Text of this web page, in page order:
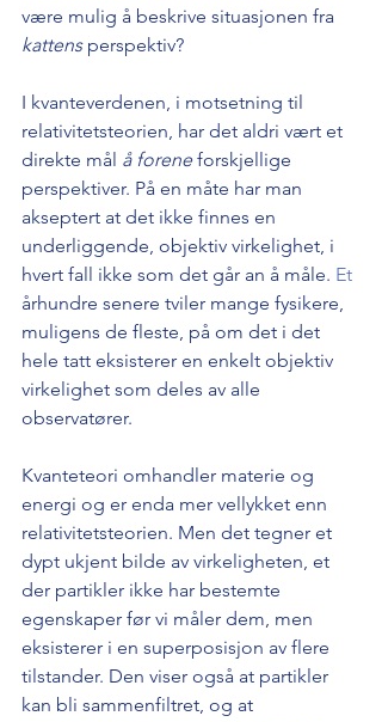
være mulig å beskrive situasjonen fra
kattens perspektiv?
I kvanteverdenen, i motsetning til
relativitetsteorien, har det aldri vært et
direkte mål å forene forskjellige
perspektiver. På en måte har man
akseptert at det ikke finnes en
underliggende, objektiv virkelighet, i
hvert fall ikke som det går an å måle. Et
århundre senere tviler mange fysikere,
muligens de fleste, på om det i det
hele tatt eksisterer en enkelt objektiv
virkelighet som deles av alle
observatører.
Kvanteteori omhandler materie og
energi og er enda mer vellykket enn
relativitetsteorien. Men det tegner et
dypt ukjent bilde av virkeligheten, et
der partikler ikke har bestemte
egenskaper før vi måler dem, men
eksisterer i en superposisjon av flere
tilstander. Den viser også at partikler
kan bli sammenfiltret, og at